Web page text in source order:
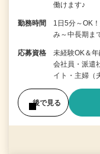
働けます♪
勤務時間
1日5分～OK
み～中長期ま
応募資格
未経験OK＆
会社員・派遣
イト・主婦（
後で見る